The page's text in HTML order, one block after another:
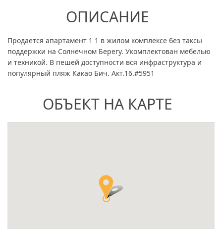
ОПИСАНИЕ
Продается апартамент 1 1 в жилом комплексе без таксы
поддержки на Солнечном Берегу. Укомплектован мебелью
и техникой. В пешей доступности вся инфраструктура и
популярный пляж Какао Бич. Акт.16.#5951
ОБЪЕКТ НА КАРТЕ